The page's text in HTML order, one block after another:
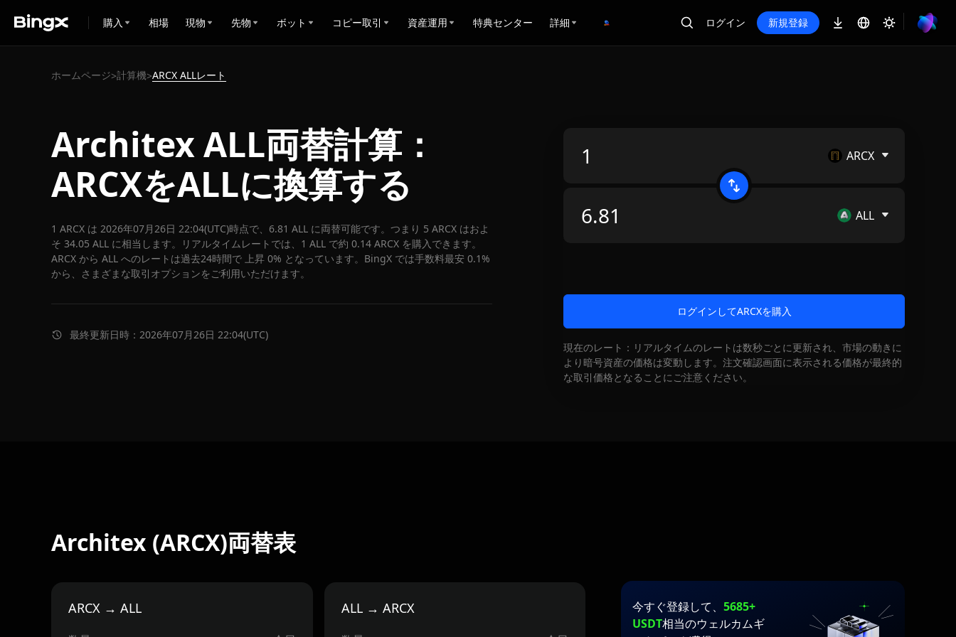
購入 相場 現物 先物 ボット コピー取引 資産運用 特典センター 詳細 ログイン 新規登録
ホームページ>計算機>ARCX ALLレート
Architex ALL両替計算：
ARCXをALLに換算する
1 ARCX は 2026年07月26日 22:04(UTC)時点で、6.81 ALL に両替可能です。つまり 5 ARCX はおよ
そ 34.05 ALL に相当します。リアルタイムレートでは、1 ALL で約 0.14 ARCX を購入できます。
ARCX から ALL へのレートは過去24時間で 上昇 0% となっています。BingX では手数料最安 0.1%
から、さまざまな取引オプションをご利用いただけます。
最終更新日時：2026年07月26日 22:04(UTC)
ARCX
ALL
ログインしてARCXを購入
現在のレート：リアルタイムのレートは数秒ごとに更新され、市場の動きに
より暗号資産の価格は変動します。注文確認画面に表示される価格が最終的
な取引価格となることにご注意ください。
Architex (ARCX)両替表
ARCX → ALL ALL → ARCX 今すぐ登録して、 5685+
USDT相当のウェルカムギ